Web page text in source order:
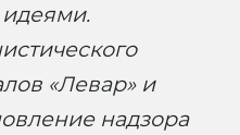
«Левар» и
надзора